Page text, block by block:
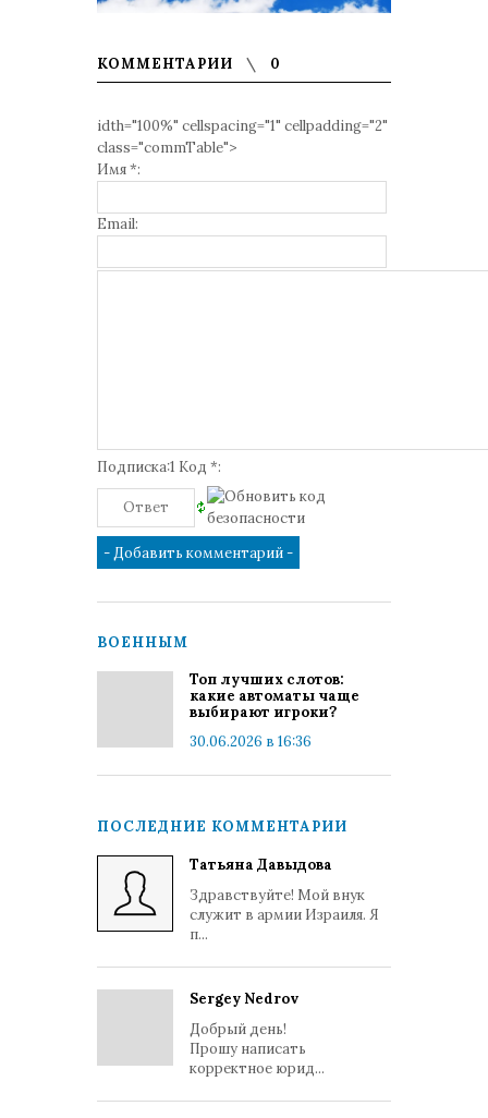
КОММЕНТАРИИ 0
idth="100%" cellspacing="1" cellpadding="2"
class="commTable">
Имя *:
Email:
Подписка:1 Код *:
ВОЕННЫМ
Топ лучших слотов:
какие автоматы чаще
выбирают игроки?
30.06.2026 в 16:36
ПОСЛЕДНИЕ КОММЕНТАРИИ
Татьяна Давыдова
Здравствуйте! Мой внук
служит в армии Израиля. Я
п...
Sergey Nedrov
Добрый день!
Прошу написать
корректное юрид...